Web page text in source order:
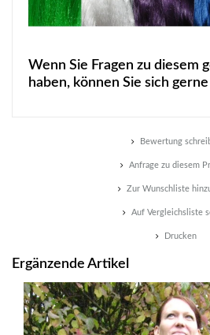
Wenn Sie Fragen zu diesem
haben, können Sie sich
Bewertung
Anfrage zu diesem
Zur Wunschliste
Auf Vergleichsliste
Drucken
Ergänzende Artikel